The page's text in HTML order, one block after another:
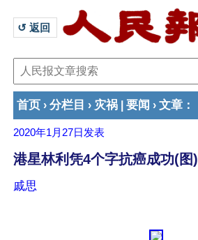
↺ 返回
首页 › 分栏目 › 灾祸 要闻 › 文章 ：
2020年1月27日 发表
港星林利凭4个字抗癌成功(图)
戚思